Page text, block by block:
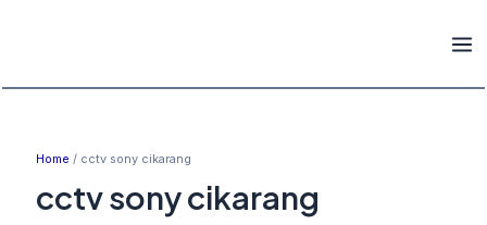
Home cctv sony cikarang
cctv sony cikarang